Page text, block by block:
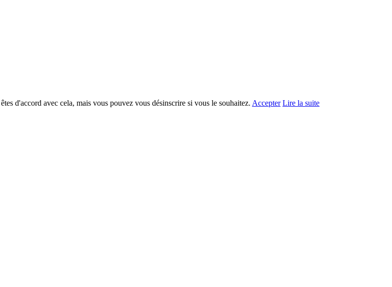
d'accord avec cela, mais vous pouvez vous désinscrire si vous le souhaitez. Accepter Lire la suite